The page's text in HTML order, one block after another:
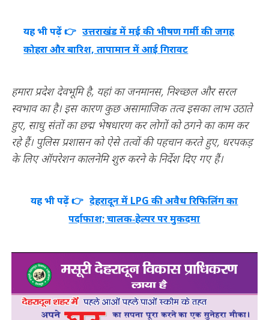
यह भी पढ़ें 👉 उत्तराखंड में मई की भीषण गर्मी की जगह
कोहरा और बारिश, तापामान में आई गिरावट
हमारा प्रदेश देवभूमि है, यहां का जनमानस, निश्च्छल और सरल
स्वभाव का है। इस कारण कुछ असामाजिक तत्व इसका लाभ उठाते
हुए, साधु संतों का छद्म भेषधारण कर लोगों को ठगने का काम कर
रहे हैं। पुलिस प्रशासन को ऐसे तत्वों की पहचान करते हुए, धरपकड़
के लिए ऑपरेशन कालनेमि शुरु करने के निर्देश दिए गए हैं।
यह भी पढ़ें 👉 देहरादून में LPG की अवैध रिफिलिंग का
पर्दाफाश; चालक‑हेल्पर पर मुकदमा